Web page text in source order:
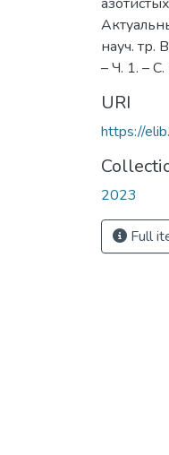
науч. тр.
– Ч. 1. –
URI
https://
2023
Full